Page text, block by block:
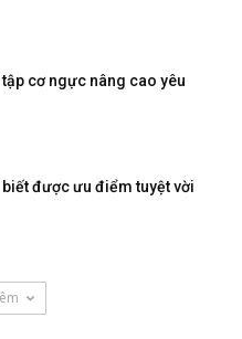
tập cơ ngực nâng cao yêu
biết được ưu điểm tuyệt vời